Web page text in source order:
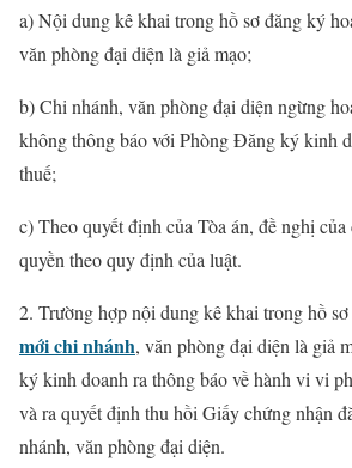
a) Nội dung kê khai trong hồ sơ đăng ký
văn phòng đại diện là giả mạo;
b) Chi nhánh, văn phòng đại diện ngừng
không thông báo với Phòng Đăng ký kinh
thuế;
c) Theo quyết định của Tòa án, đề nghị
quyền theo quy định của luật.
2. Trường hợp nội dung kê khai trong hồ sơ
mới chi nhánh, văn phòng đại diện là giả
ký kinh doanh ra thông báo về hành vi vi
và ra quyết định thu hồi Giấy chứng nhận
nhánh, văn phòng đại diện.